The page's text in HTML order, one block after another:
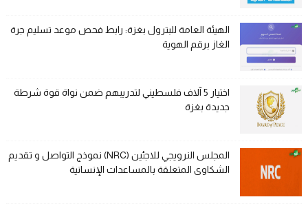
الهيئة العامة للبترول بغزة: رابط فحص موعد تسليم جرة
الغاز برقم الهوية
اختيار 5 آلاف فلسطيني لتدريبهم ضمن نواة قوة شرطة
جديدة بغزة
المجلس النرويجي للاجئين (NRC) نموذج التواصل و تقديم
الشكاوى المتعلقة بالمساعدات الإنسانية